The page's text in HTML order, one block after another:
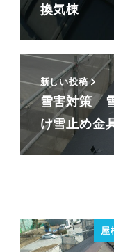
換気棟
新しい投稿
雪害対策
け雪止め金
屋